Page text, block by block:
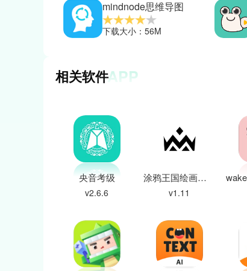
mindnode思维导图
下载大小：56M
相关软件APP
央音考级
v2.6.6
涂鸦王国绘画平台
v1.11